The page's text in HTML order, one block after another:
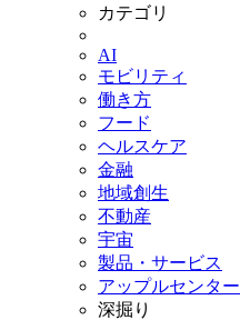
カテゴリ
AI
モビリティ
働き方
フード
ヘルスケア
金融
地域創生
不動産
宇宙
製品・サービス
アップルセンター
深掘り